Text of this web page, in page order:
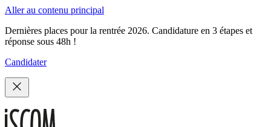
Aller au contenu principal
Dernières places pour la rentrée 2026. Candidature en 3 étapes et
réponse sous 48h !
Candidater